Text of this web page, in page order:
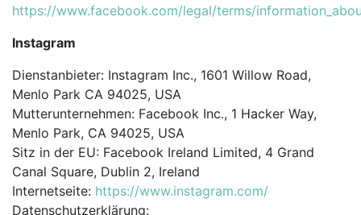
https://www.facebook.com/legal/terms/
Instagram
Dienstanbieter: Instagram Inc., 1601 Willow Road,
Menlo Park CA 94025, USA
Mutterunternehmen: Facebook Inc., 1 Hacker Way,
Menlo Park, CA 94025, USA
Sitz in der EU: Facebook Ireland Limited, 4 Grand
Canal Square, Dublin 2, Ireland
Internetseite: https://www.instagram.com/
Datenschutzerklärung: